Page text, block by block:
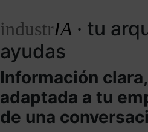
industrIA · tu
ayudas
Información
adaptada a tu
de una